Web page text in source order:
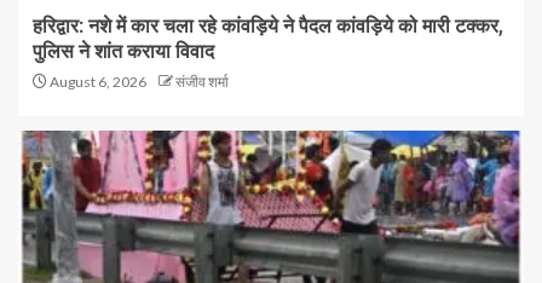
हरिद्वार: नशे में कार चला रहे कांवड़िये ने पैदल कांवड़िये को मारी टक्कर,
पुलिस ने शांत कराया विवाद
August 6, 2026 संजीव शर्मा